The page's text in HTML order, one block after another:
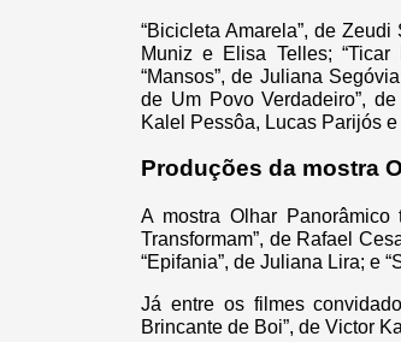
“Bicicleta Amarela”, de Zeudi
Muniz e Elisa Telles;
“Mansos”, de Juliana
de Um Povo Verdadeiro”,
Kalel Pessôa, Lucas Parijós
Produções da mostra
A mostra Olhar
Transformam”, de Rafael
“Epifania”, de Juliana Lira; e
Já entre os filmes
Brincante de Boi”, de Victor